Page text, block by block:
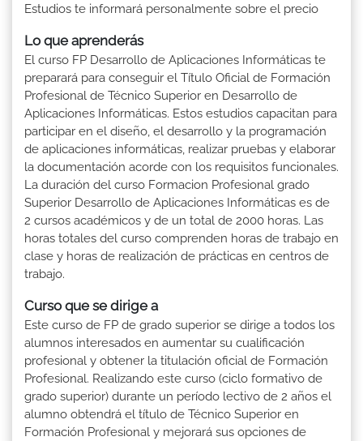
Estudios te informará personalmente sobre el precio
Lo que aprenderás
El curso FP Desarrollo de Aplicaciones Informáticas te
preparará para conseguir el Título Oficial de Formación
Profesional de Técnico Superior en Desarrollo de
Aplicaciones Informáticas. Estos estudios capacitan para
participar en el diseño, el desarrollo y la programación
de aplicaciones informáticas, realizar pruebas y elaborar
la documentación acorde con los requisitos funcionales.
La duración del curso Formacion Profesional grado
Superior Desarrollo de Aplicaciones Informáticas es de
2 cursos académicos y de un total de 2000 horas. Las
horas totales del curso comprenden horas de trabajo en
clase y horas de realización de prácticas en centros de
trabajo.
Curso que se dirige a
Este curso de FP de grado superior se dirige a todos los
alumnos interesados en aumentar su cualificación
profesional y obtener la titulación oficial de Formación
Profesional. Realizando este curso (ciclo formativo de
grado superior) durante un período lectivo de 2 años el
alumno obtendrá el título de Técnico Superior en
Formación Profesional y mejorará sus opciones de